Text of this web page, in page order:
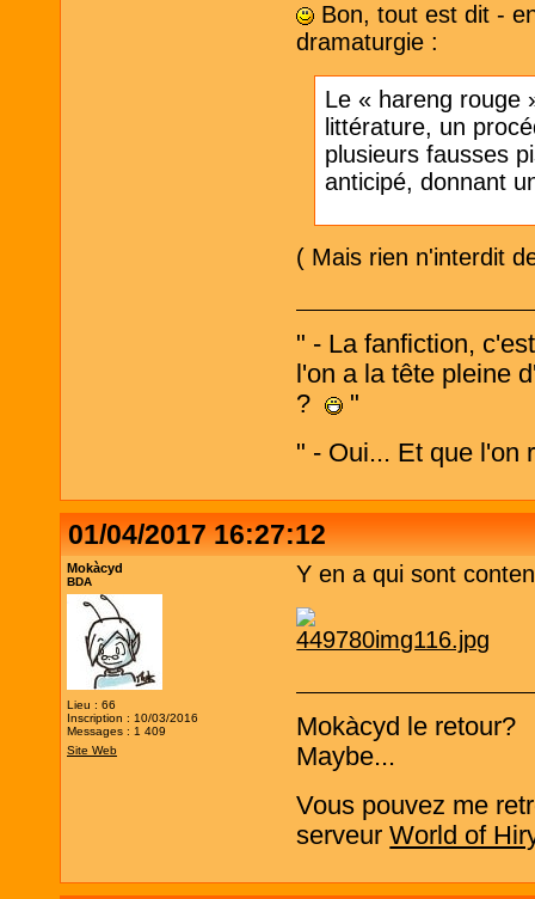
Bon, tout est dit -
dramaturgie :
Le « hareng rouge
littérature, un
plusieurs fausses
anticipé, donnant
( Mais rien n'interdit
" - La fanfiction,
l'on a la tête pleine
?
"
" - Oui... Et que l'on
01/04/2017 16:27:12
Mokàcyd
BDA
Lieu : 66
Inscription : 10/03/2016
Messages : 1 409
Site Web
Y en a qui sont
Mokàcyd le retour?
Maybe...
Vous pouvez me
serveurWorld of